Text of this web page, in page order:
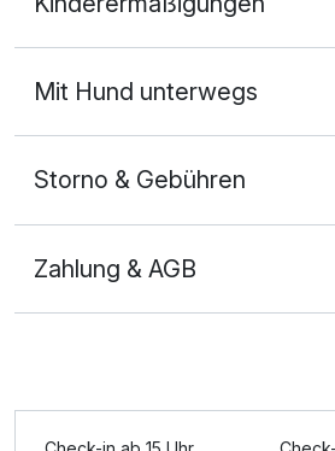
Mit Hund unterwegs
Storno & Gebühren
Zahlung & AGB